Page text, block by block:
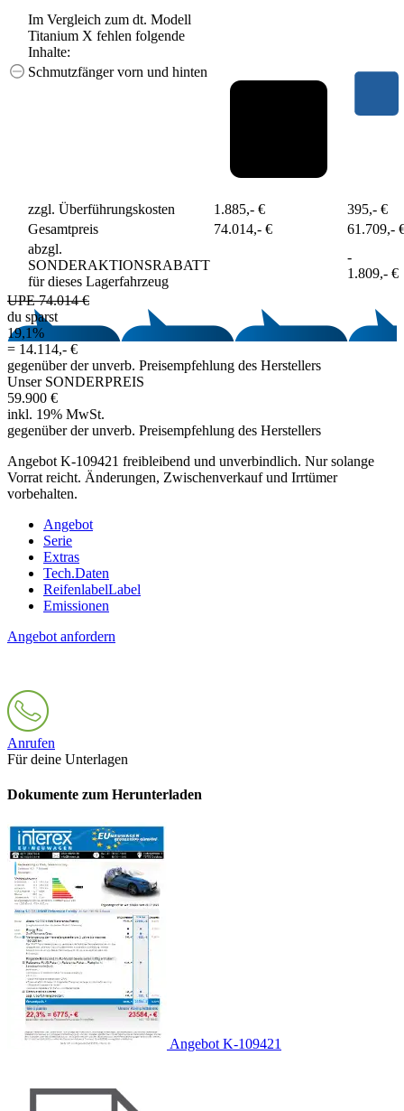
Im Vergleich zum dt. Modell
Titanium X fehlen folgende
Inhalte:
Schmutzfänger vorn und hinten
zzgl. Überführungskosten 1.885,- €
395,- €
Gesamtpreis
74.014,- €
61.709,-
abzgl.
SONDERAKTIONSRABATT
für dieses Lagerfahrzeug
-
1.809,- €
UPE 74.014 €
du sparst
19,1%
= 14.114,- €
gegenüber der unverb. Preisempfehlung des Herstellers
Unser SONDERPREIS
59.900 €
inkl. 19% MwSt.
gegenüber der unverb. Preisempfehlung des Herstellers
Angebot K-109421 freibleibend und unverbindlich. Nur solange
Vorrat reicht. Änderungen, Zwischenverkauf und Irrtümer
vorbehalten.
Angebot
Serie
Extras
Tech.Daten
ReifenlabelLabel
Emissionen
Angebot anfordern
Anrufen
Für deine Unterlagen
Dokumente zum Herunterladen
Angebot K-109421